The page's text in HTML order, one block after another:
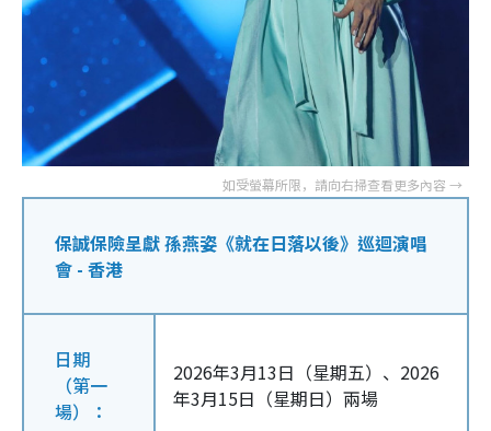
保誠保險呈獻 孫燕姿《就在日落以後》巡迴演唱
會 - 香港
日期
（第一
場）：
2026年3月13日（星期五）、2026
年3月15日（星期日）兩場